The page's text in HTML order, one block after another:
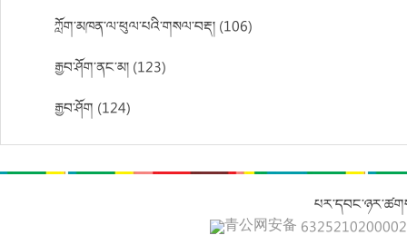
ཀློག་མཁན་ལ་ཕུལ་པའི་གསལ་བརྡ། (106)
རྒྱབ་ཤོག་ནང་མ། (123)
རྒྱབ་ཤོག (124)
青公网安备